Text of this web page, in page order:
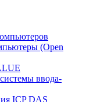
(Open
ввода-
ICP DAS